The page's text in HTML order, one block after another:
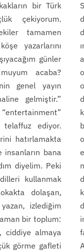
bir Türk
çekiyorum.
tamamen
yazarlarını
günler
acaba?
genel yayın
gelmiştir.”
ediyor.
hatırlamakta
insanların bana
diyelim. Peki
kullanmak
dolaşan,
izlediğim
bir toplum:
ciddiye almaya
görme gafleti